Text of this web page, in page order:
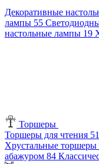
Декоративные
лампы 55
настольные лампы 19
Торшеры
Торшеры для чтения 51
Хрустальные торшеры
абажуром 84